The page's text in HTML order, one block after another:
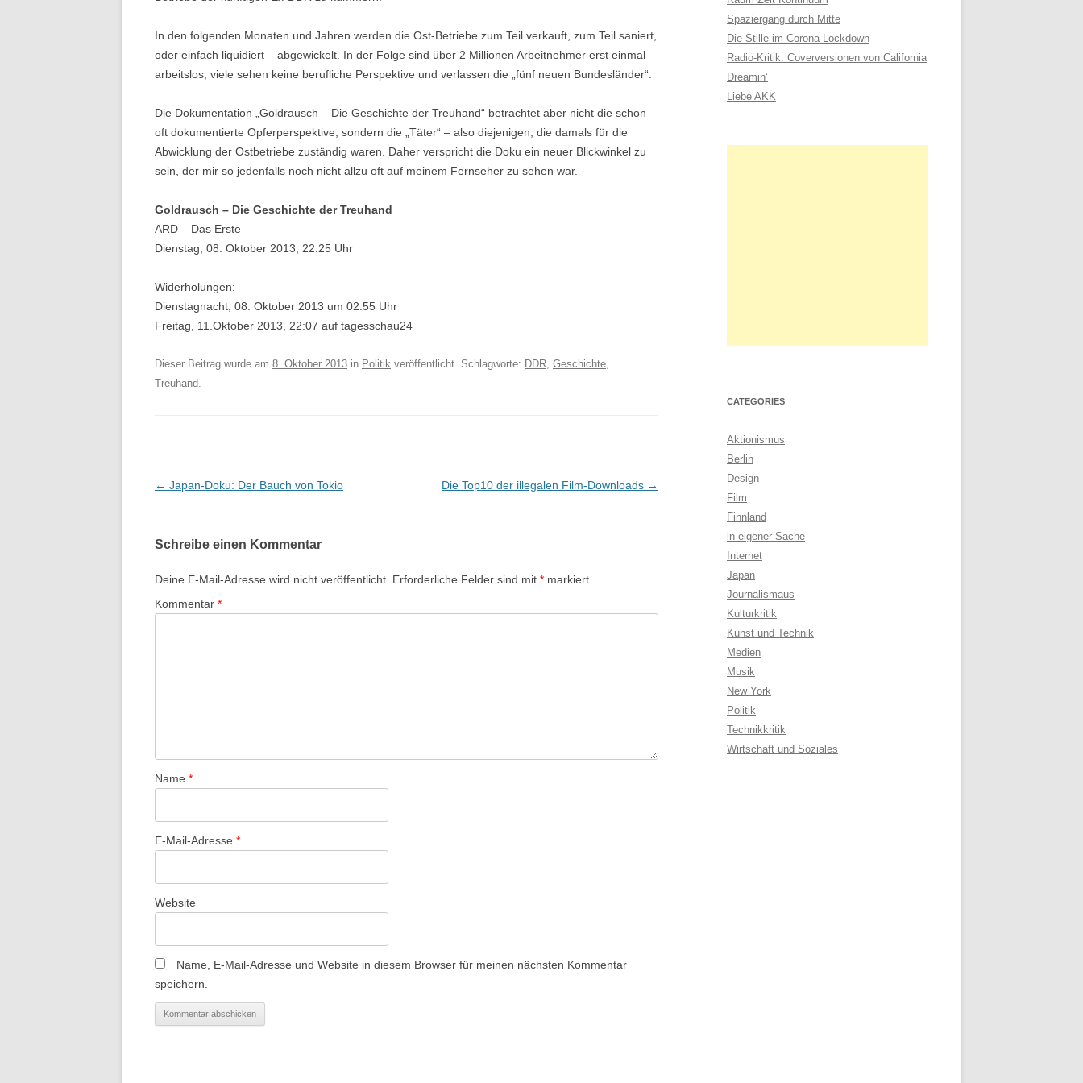
In den folgenden Monaten und Jahren werden die Ost-Betriebe zum Teil verkauft, zum Teil saniert,
oder einfach liquidiert – abgewickelt. In der Folge sind über 2 Millionen Arbeitnehmer erst einmal
arbeitslos, viele sehen keine berufliche Perspektive und verlassen die „fünf neuen Bundesländer“.
Die Dokumentation „Goldrausch – Die Geschichte der Treuhand“ betrachtet aber nicht die schon
oft dokumentierte Opferperspektive, sondern die „Täter“ – also diejenigen, die damals für die
Abwicklung der Ostbetriebe zuständig waren. Daher verspricht die Doku ein neuer Blickwinkel zu
sein, der mir so jedenfalls noch nicht allzu oft auf meinem Fernseher zu sehen war.
Goldrausch – Die Geschichte der Treuhand
ARD – Das Erste
Dienstag, 08. Oktober 2013; 22:25 Uhr
Widerholungen:
Dienstagnacht, 08. Oktober 2013 um 02:55 Uhr
Freitag, 11.Oktober 2013, 22:07 auf tagesschau24
Dieser Beitrag wurde am 8. Oktober 2013 in Politik veröffentlicht. Schlagworte: DDR, Geschichte,
Treuhand.
Beitragsnavigation
← Japan-Doku: Der Bauch von Tokio Die Top10 der illegalen Film-Downloads →
Schreibe einen Kommentar
Deine E-Mail-Adresse wird nicht veröffentlicht. Erforderliche Felder sind mit * markiert
Kommentar *
Name *
E-Mail-Adresse *
Website
Name, E-Mail-Adresse und Website in diesem Browser für meinen nächsten Kommentar
speichern.
n
a
c
h
:
Spaziergang durch Mitte
Die Stille im Corona-Lockdown
Radio-Kritik: Coverversionen von California
Dreamin‘
Liebe AKK
CATEGORIES
Aktionismus
Berlin
Design
Film
Finnland
in eigener Sache
Internet
Japan
Journalismaus
Kulturkritik
Kunst und Technik
Medien
Musik
New York
Politik
Technikkritik
Wirtschaft und Soziales